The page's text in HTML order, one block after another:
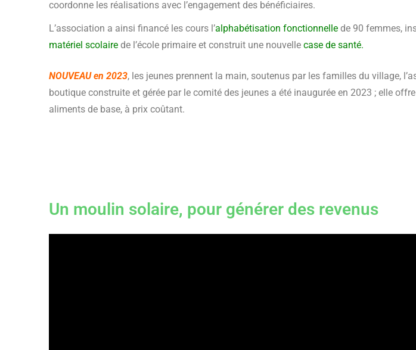
coordonne les réalisations avec l’engagement des bénéficiaires.
L’association a ainsi financé les cours l’alphabétisation fonctionnelle de 90 femmes,
matériel scolaire de l’école primaire et construit une nouvelle case de santé.
NOUVEAU en 2023, les jeunes prennent la main, soutenus par les familles du village,
boutique construite et gérée par le comité des jeunes a été inaugurée en 2023 ; elle
aliments de base, à prix coûtant.
Un moulin solaire, pour générer des revenus